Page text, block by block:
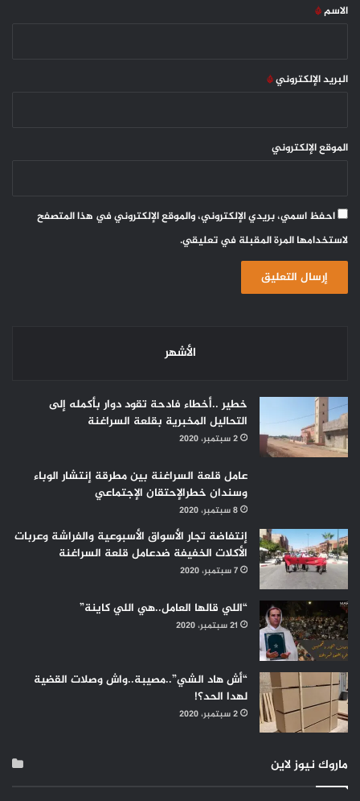
*
الاسم*
البريد الإلكتروني*
الموقع الإلكتروني
احفظ اسمي، بريدي الإلكتروني، والموقع الإلكتروني في هذا المتصفح
لاستخدامها المرة المقبلة في تعليقي.
الأشهر
خطير ..أخطاء فادحة تقود دوار بأكمله إلى
التحاليل المخبرية بقلعة السراغنة
2 سبتمبر، 2020
عامل قلعة السراغنة بين مطرقة إنتشار الوباء
وسندان خطرالإحتقان الإجتماعي
8 سبتمبر، 2020
إنتفاضة تجار الأسواق الأسبوعية والفراشة وعربات
الأكلات الخفيفة ضدعامل قلعة السراغنة
7 سبتمبر، 2020
“اللي قالها العامل..هي اللي كاينة”
21 سبتمبر، 2020
“أش هاد الشي”..مصيبة..واش وصلات القضية
لهدا الحد؟!
2 سبتمبر، 2020
ماروك نيوز لاين